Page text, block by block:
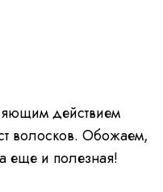
действием
волосков. Обожаем,
еще и полезная!